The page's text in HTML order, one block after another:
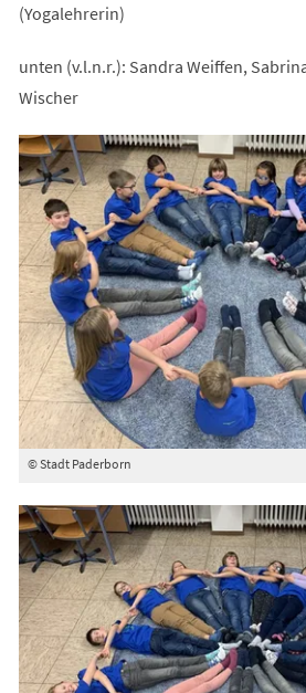
(Yogalehrerin)
unten (v.l.n.r.): Sandra Weiffen,
Wischer
© Stadt Paderborn